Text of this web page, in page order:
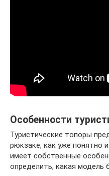
Особенности
Туристические топоры
рюкзаке, как уже понятно
имеет собственные
определить, какая модель